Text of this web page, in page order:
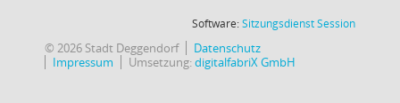
Software:SitzungsdienstSession(Wird in
© 2026 Stadt Deggendorf
Datenschutz
Impressum
Umsetzung:digitalfabriX GmbH